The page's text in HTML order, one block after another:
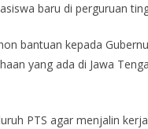
baru di perguruan
bantuan kepada
yang ada di Jawa
PTS agar menjalin